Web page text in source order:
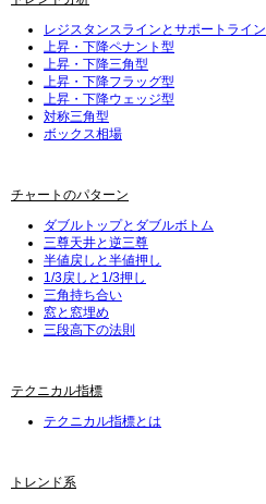
レジスタンスラインとサポートライン
上昇・下降ペナント型
上昇・下降三角型
上昇・下降フラッグ型
上昇・下降ウェッジ型
対称三角型
ボックス相場
チャートのパターン
ダブルトップとダブルボトム
三尊天井と逆三尊
半値戻しと半値押し
1/3戻しと1/3押し
三角持ち合い
窓と窓埋め
三段高下の法則
テクニカル指標
テクニカル指標とは
トレンド系